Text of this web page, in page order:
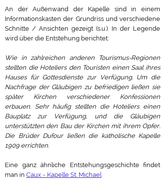
An der Außenwand der Kapelle sind in einem
Informationskasten der Grundriss und verschiedene
Schnitte / Ansichten gezeigt (s.u.). In der Legende
wird über die Entstehung berichtet:
Wie in zahlreichen anderen Tourismus-Regionen
stellten die Hoteliers den Touristen einen Saal ihres
Hauses für Gottesdienste zur Verfügung. Um die
Nachfrage der Gläubigen zu befriedigen ließen sie
später Kirchen verschiedener Konfessionen
erbauen. Sehr häufig stellten die Hoteliers einen
Bauplatz zur Verfügung, und die Gläubigen
unterstützten den Bau der Kirchen mit ihrem Opfer.
Die Brüder Dufour ließen die katholische Kapelle
1909 errichten.
Eine ganz ähnliche Entstehungsgeschichte findet
man in Caux - Kapelle St. Michael